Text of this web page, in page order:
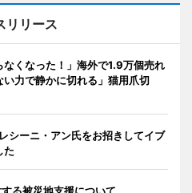
リリース
なくなった！」海外で1.9万個売れ
力で静かに切れる」猫用爪切
シーニ・アン氏をお招きしてイブ
た